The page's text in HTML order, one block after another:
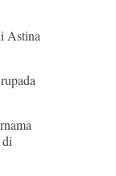
Astina